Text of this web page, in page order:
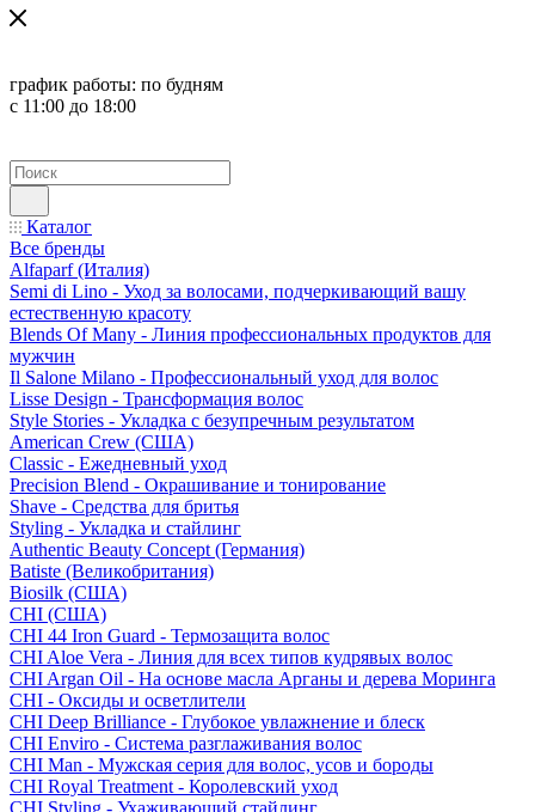
график работы: по будням
с 11:00 до 18:00
Каталог
Все бренды
Alfaparf (Италия)
Semi di Lino - Уход за волосами, подчеркивающий вашу
естественную красоту
Blends Of Many - Линия профессиональных продуктов для
мужчин
Il Salone Milano - Профессиональный уход для волос
Lisse Design - Трансформация волос
Style Stories - Укладка с безупречным результатом
American Crew (США)
Classic - Ежедневный уход
Precision Blend - Окрашивание и тонирование
Shave - Средства для бритья
Styling - Укладка и стайлинг
Authentic Beauty Concept (Германия)
Batiste (Великобритания)
Biosilk (США)
CHI (США)
CHI 44 Iron Guard - Термозащита волос
CHI Aloe Vera - Линия для всех типов кудрявых волос
CHI Argan Oil - На основе масла Арганы и дерева Моринга
CHI - Оксиды и осветлители
CHI Deep Brilliance - Глубокое увлажнение и блеск
CHI Enviro - Система разглаживания волос
CHI Man - Мужская серия для волос, усов и бороды
CHI Royal Treatment - Королевский уход
CHI Styling - Ухаживающий стайлинг